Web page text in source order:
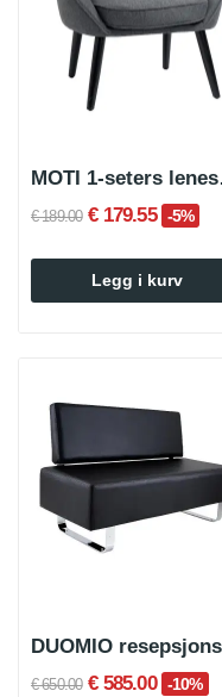
€ 189.00 € 179.55 -5%
Legg i kurv
€ 650.00 € 585.00 -10%